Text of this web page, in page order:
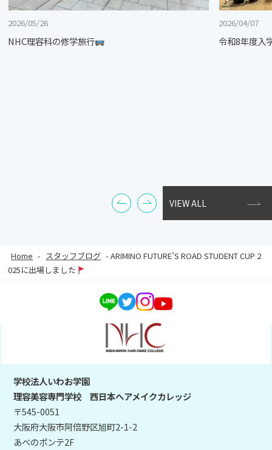
2026/05/26
NHC理容科の修学旅行
2026/04/07
令和8年度入
VIEW ALL
Home - スタッフブログ -ARIMINO FUTURE’S ROAD STUDENT CUP 2
025に出場しました
学校法人いわお学園
理容美容専門学校 西日本ヘアメイクカレッジ
〒545-0051
大阪府大阪市阿倍野区旭町2-1-2
あべのポンテ2F